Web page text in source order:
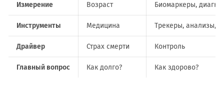
Измерение Возраст Биомаркеры,
Инструменты Медицина Трекеры, анализы,
Драйвер Страх смерти Контроль
Главный вопрос Как долго? Как здорово?